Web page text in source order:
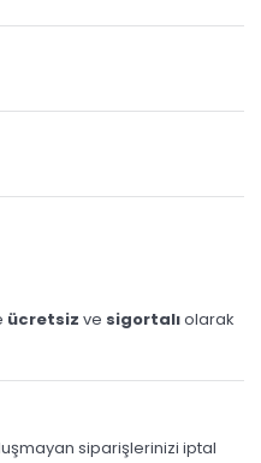
ücretsiz ve sigortalıolarak
siparişlerinizi iptal